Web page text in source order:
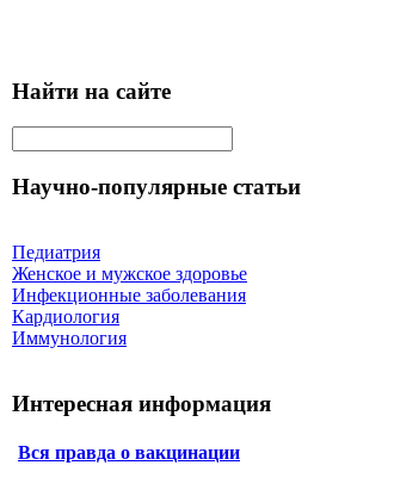
Найти на сайте
Научно-популярные статьи
Педиатрия
Женское и мужское здоровье
Инфекционные заболевания
Кардиология
Иммунология
Интересная информация
Вся правда о вакцинации